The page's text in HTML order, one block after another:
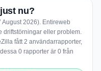
nu?
2026). Entireweb
driftstörningar eller problem.
fått 2 användarrapporter,
0 rapporter är 0 från